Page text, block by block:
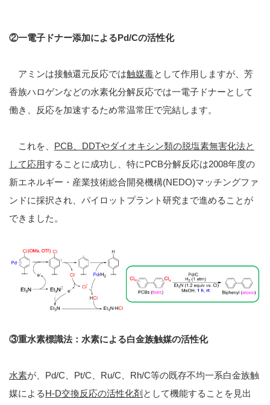
②一電子ドナー添加によるPd/Cの活性化
アミンは接触還元反応では触媒毒として作用しますが、芳
香族ハロゲンなどの水素化分解反応では一電子ドナーとして
働き、反応を加速するため常温常圧で完結します。
これを、 PCB DDTやダイオキシン類の脱塩素無害化法と
して応用することに成功し、特にPCB分解反応は2008年度の
新エネルギー・産業技術総合開発機構(NEDO)マッチングファ
ンドに採択され、パイロットプラント研究まで進めることが
できました。
③重水素標識法： 水素による白金族触媒の活性化
水素が、Pd/C、Pt/C、Ru/C、Rh/C等の既存不均一系白金族触
媒によるH-D交換反応の活性化剤 として機能することを見出